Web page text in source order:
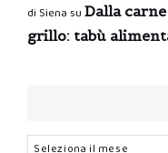
di Siena su Dalla
grillo: tabù
Archivi